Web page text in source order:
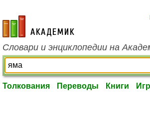
academic.ru
Словари и энциклопедии на
Толкования Переводы Книги